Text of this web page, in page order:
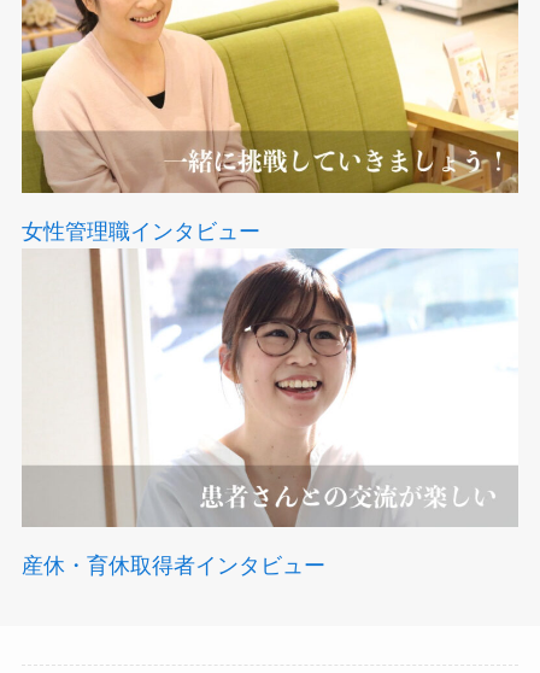
女性管理職インタビュー
産休・育休取得者インタビュー